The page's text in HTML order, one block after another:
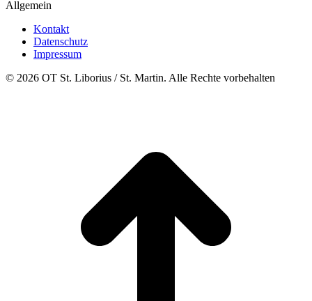
Allgemein
Kontakt
Datenschutz
Impressum
© 2026 OT St. Liborius / St. Martin. Alle Rechte vorbehalten